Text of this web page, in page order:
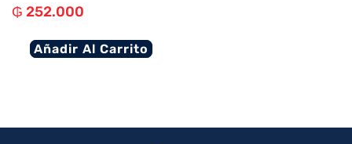
₲ 252.000
Añadir Al Carrito